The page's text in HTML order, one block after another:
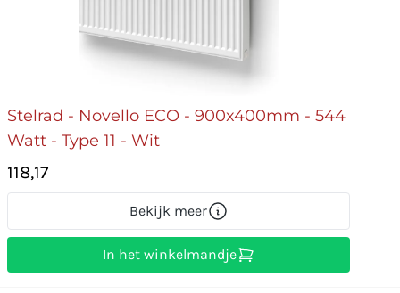
Stelrad - Novello ECO - 900x400mm - 544
Watt - Type 11 - Wit
118,17
Bekijk meer
In het winkelmandje